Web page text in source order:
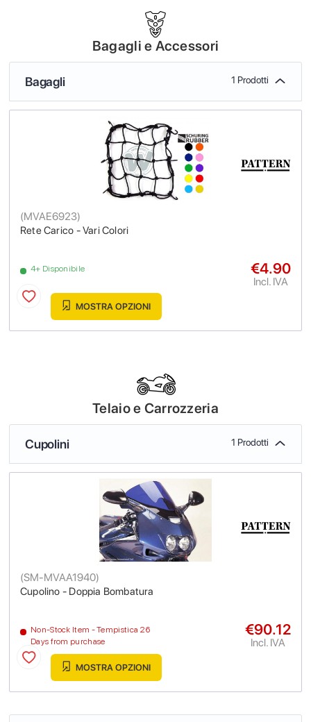
Bagagli e Accessori
Bagagli 1 Prodotti
Rete Carico - Vari Colori
(MVAE6923)
4+ Disponibile €4.90
Incl. IVA
MOSTRA OPZIONI
Telaio e Carrozzeria
Cupolini 1 Prodotti
Cupolino - Doppia Bombatura
(SM-MVAA1940)
Non-Stock Item - Tempistica 26
Days from purchase
€90.12
Incl. IVA
MOSTRA OPZIONI